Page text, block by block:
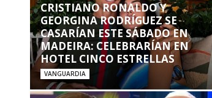
CRISTIANO RONALDO Y
GEORGINA RODRÍGUEZ SE
CASARÍAN ESTE SÁBADO EN
MADEIRA: CELEBRARÍAN EN
HOTEL CINCO ESTRELLAS
VANGUARDIA